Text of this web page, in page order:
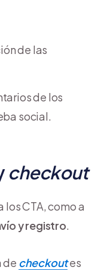
de las
de los
social.
checkout
CTA, como a
y registro.
de checkoutes